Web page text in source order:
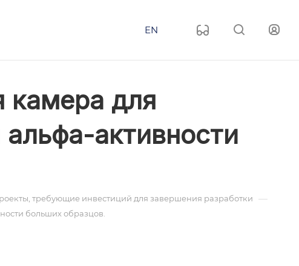
EN
камера для
активности
требующие инвестиций для завершения разработки —
больших образцов.